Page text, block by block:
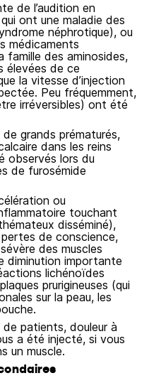
de l’audition en
ont une maladie des
néphrotique), ou
médicaments
des aminosides,
élevées de ce
la vitesse d’injection
Peu fréquemment,
irréversibles) ont été
grands prématurés,
dans les reins
observés lors du
de furosémide
ou
touchant
disséminé),
de conscience,
des muscles
diminution importante
lichénoïdes
prurigineuses (qui
sur la peau, les
de patients, douleur à
a été injecté, si vous
un muscle.